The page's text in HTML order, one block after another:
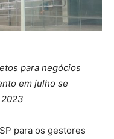
para negócios
em julho se
para os gestores